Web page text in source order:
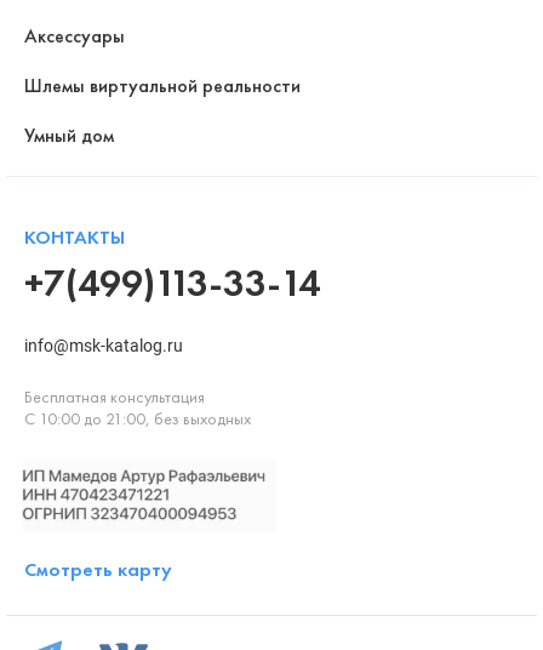
Аксессуары
Шлемы виртуальной реальности
Умный дом
КОНТАКТЫ
+7(499)113-33-14
info@msk-katalog.ru
Бесплатная консультация
С 10:00 до 21:00, без выходных
Смотреть карту